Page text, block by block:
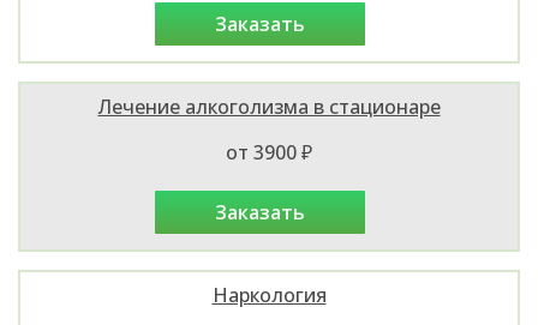
заказать
Лечение алкоголизма в стационаре
от 3900 ₽
заказать
Наркология